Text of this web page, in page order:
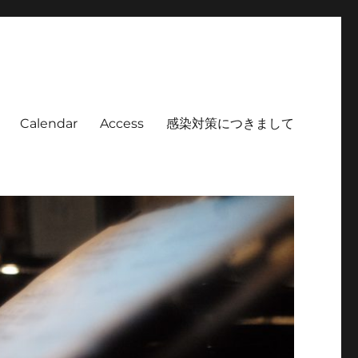
Calendar Access 感染対策につきまして